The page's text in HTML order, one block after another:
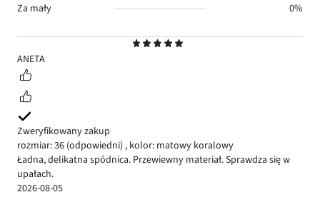
5
ANETA
Zweryfikowany zakup
rozmiar: 36 (odpowiedni) , kolor: matowy koralowy
Ładna, delikatna spódnica. Przewiewny materiał. Sprawdza się w
upałach.
2026-08-05
Za mały
0%